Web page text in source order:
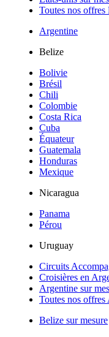
Toutes nos offres
Argentine
Belize
Bolivie
Brésil
Chili
Colombie
Costa Rica
Cuba
Équateur
Guatemala
Honduras
Mexique
Nicaragua
Panama
Pérou
Uruguay
Circuits
Croisières en
Argentine sur
Toutes nos offres
Belize sur mesure